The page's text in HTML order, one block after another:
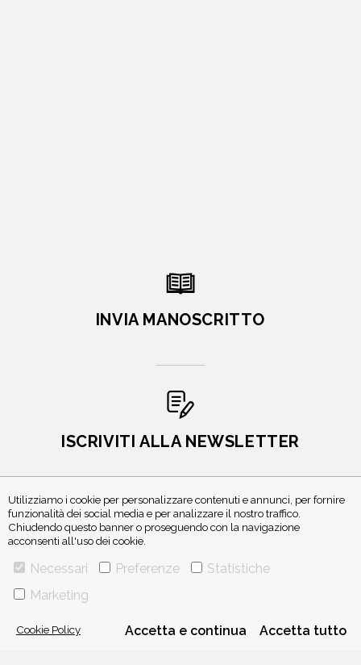
Utilizziamo i cookie per personalizzare contenuti e annunci, per fornire
funzionalità dei social media e per analizzare il nostro traffico.
Chiudendo questo banner o proseguendo con la navigazione
acconsenti all'uso dei cookie.
Necessari Preferenze
Statistiche
Marketing
Cookie Policy Accetta e continua Accetta tutto
INVIA MANOSCRITTO
ISCRIVITI ALLA NEWSLETTER
TELEFONO0234597626- FAX0234597206